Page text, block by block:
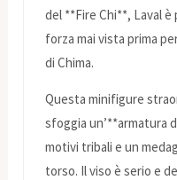
del **Fire Chi**, Laval
forza mai vista prima
di Chima.
Questa minifigure
sfoggia un’**armatura
motivi tribali e un
torso. Il viso è serio e